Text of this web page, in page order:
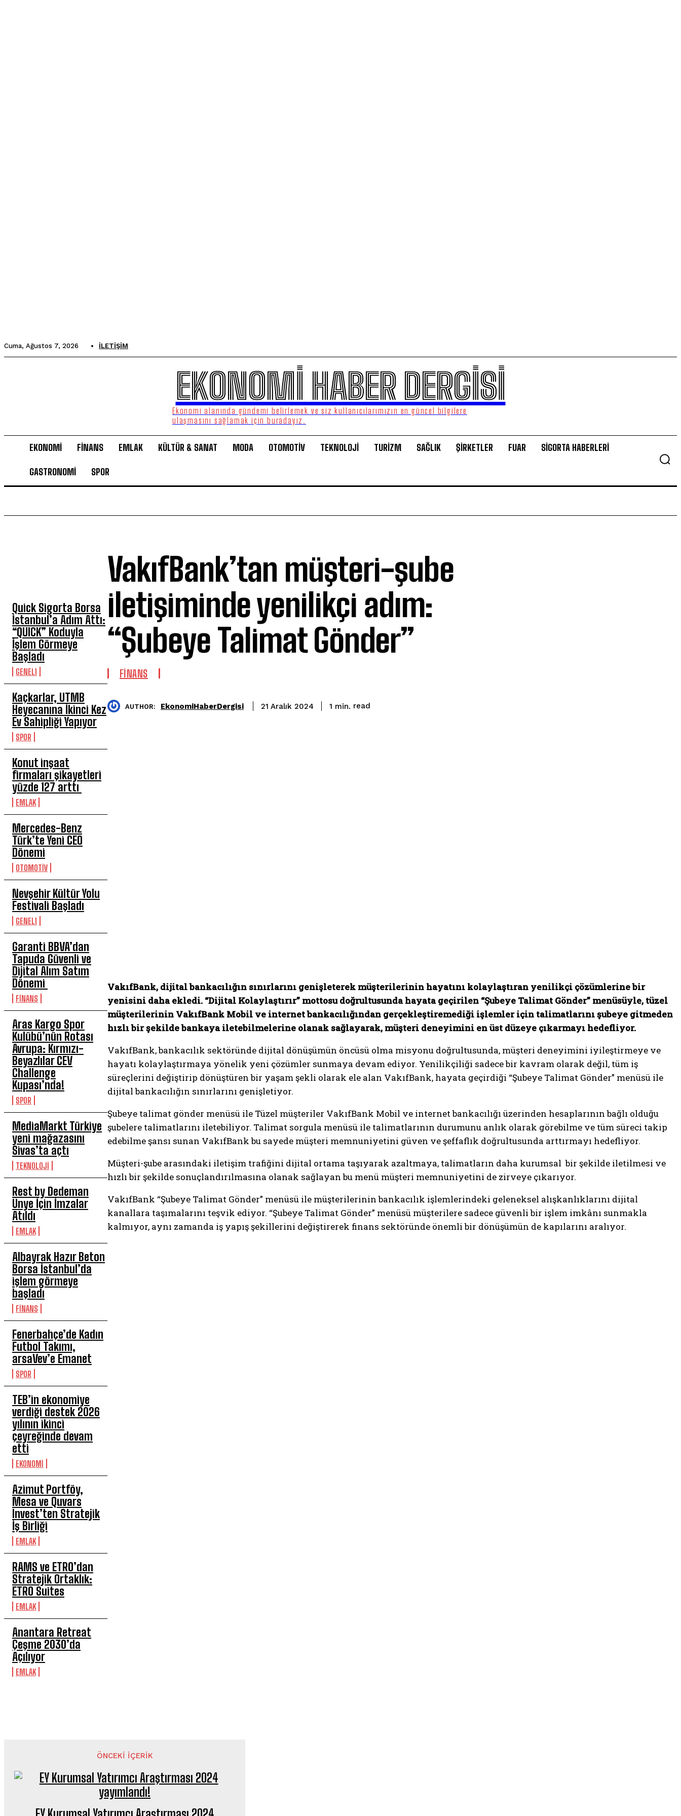
Cuma, Ağustos 7, 2026 İLETIŞIM
EKONOMİ HABER DERGİSİ
Ekonomi alanında gündemi belirlemek ve siz kullanıcılarımızın en güncel bilgilere
ulaşmasını sağlamak için buradayız.
EKONOMİ FİNANS EMLAK KÜLTÜR & SANAT MODA OTOMOTİV TEKNOLOJİ TURİZM SAĞLIK ŞİRKETLER FUAR SİGORTA HABERLERİ
GASTRONOMİ SPOR
Quick Sigorta Borsa
İstanbul’a Adım Attı:
“QUICK” Koduyla
İşlem Görmeye
Başladı
GENEL1
Kaçkarlar, UTMB
Heyecanına İkinci Kez
Ev Sahipliği Yapıyor
SPOR
Konut inşaat
firmaları şikayetleri
yüzde 127 arttı
EMLAK
Mercedes-Benz
Türk’te Yeni CEO
Dönemi
OTOMOTİV
Nevşehir Kültür Yolu
Festivali Başladı
GENEL1
Garanti BBVA’dan
Tapuda Güvenli ve
Dijital Alım Satım
Dönemi
FİNANS
Aras Kargo Spor
Kulübü’nün Rotası
Avrupa: Kırmızı-
Beyazlılar CEV
Challenge
Kupası’nda!
SPOR
MediaMarkt Türkiye
yeni mağazasını
Sivas’ta açtı
TEKNOLOJİ
Rest by Dedeman
Ünye İçin İmzalar
Atıldı
EMLAK
Albayrak Hazır Beton
Borsa İstanbul’da
işlem görmeye
başladı
FİNANS
Fenerbahçe’de Kadın
Futbol Takımı,
arsaVev’e Emanet
SPOR
TEB’in ekonomiye
verdiği destek 2026
yılının ikinci
çeyreğinde devam
etti
EKONOMİ
Azimut Portföy,
Mesa ve Quvars
Invest’ten Stratejik
İş Birliği
EMLAK
RAMS ve ETRO’dan
Stratejik Ortaklık:
ETRO Suites
EMLAK
Anantara Retreat
Çeşme 2030’da
Açılıyor
EMLAK
VakıfBank’tan müşteri-şube
iletişiminde yenilikçi adım:
“Şubeye Talimat Gönder”
FİNANS
AUTHOR: EkonomiHaberDergisi 21 Aralık 2024 1 min. read
VakıfBank, dijital bankacılığın sınırlarını genişleterek müşterilerinin hayatını kolaylaştıran yenilikçi çözümlerine bir
yenisini daha ekledi. “Dijital Kolaylaştırır” mottosu doğrultusunda hayata geçirilen “Şubeye Talimat Gönder” menüsüyle, tüzel
müşterilerinin VakıfBank Mobil ve internet bankacılığından gerçekleştiremediği işlemler için talimatlarını şubeye gitmeden
hızlı bir şekilde bankaya iletebilmelerine olanak sağlayarak, müşteri deneyimini en üst düzeye çıkarmayı hedefliyor.
VakıfBank, bankacılık sektöründe dijital dönüşümün öncüsü olma misyonu doğrultusunda, müşteri deneyimini iyileştirmeye ve
hayatı kolaylaştırmaya yönelik yeni çözümler sunmaya devam ediyor. Yenilikçiliği sadece bir kavram olarak değil, tüm iş
süreçlerini değiştirip dönüştüren bir yaşam şekli olarak ele alan VakıfBank, hayata geçirdiği “Şubeye Talimat Gönder” menüsü ile
dijital bankacılığın sınırlarını genişletiyor.
Şubeye talimat gönder menüsü ile Tüzel müşteriler VakıfBank Mobil ve internet bankacılığı üzerinden hesaplarının bağlı olduğu
şubelere talimatlarını iletebiliyor. Talimat sorgula menüsü ile talimatlarının durumunu anlık olarak görebilme ve tüm süreci takip
edebilme şansı sunan VakıfBank bu sayede müşteri memnuniyetini güven ve şeffaflık doğrultusunda arttırmayı hedefliyor.
Müşteri-şube arasındaki iletişim trafiğini dijital ortama taşıyarak azaltmaya, talimatların daha kurumsal bir şekilde iletilmesi ve
hızlı bir şekilde sonuçlandırılmasına olanak sağlayan bu menü müşteri memnuniyetini de zirveye çıkarıyor.
VakıfBank “Şubeye Talimat Gönder” menüsü ile müşterilerinin bankacılık işlemlerindeki geleneksel alışkanlıklarını dijital
kanallara taşımalarını teşvik ediyor. “Şubeye Talimat Gönder” menüsü müşterilere sadece güvenli bir işlem imkânı sunmakla
kalmıyor, aynı zamanda iş yapış şekillerini değiştirerek finans sektöründe önemli bir dönüşümün de kapılarını aralıyor.
ÖNCEKI İÇERIK